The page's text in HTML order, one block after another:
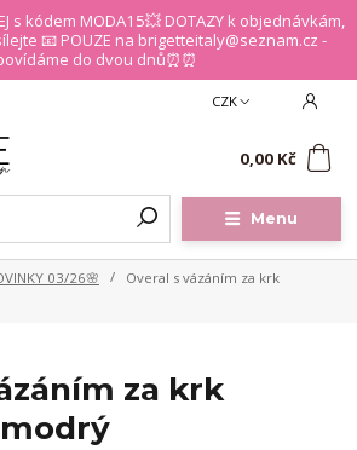
s kódem MODA15💥 DOTAZY k objednávkám,
📧 POUZE na brigetteitaly@seznam.cz -
do dvou dnů⏰⏰
Menu
CZK
0,00 Kč
03/26🌸
Overal s vázáním za krk
za krk